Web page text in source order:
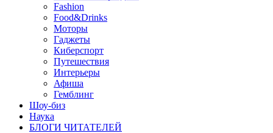
Fashion
Food&Drinks
Моторы
Гаджеты
Киберспорт
Путешествия
Интерьеры
Афиша
Гемблинг
Шоу-биз
Наука
БЛОГИ ЧИТАТЕЛЕЙ